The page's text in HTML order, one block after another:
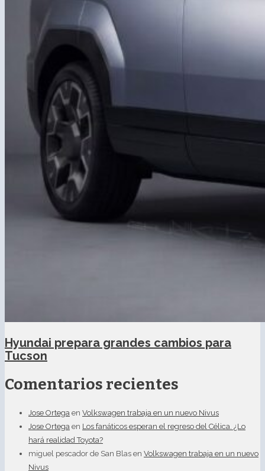
Hyundai prepara grandes cambios para
Tucson
Comentarios recientes
Jose Ortega en Volkswagen trabaja en un nuevo Nivus
Jose Ortega en Los fanáticos esperan el regreso del Célica. ¿Lo
hará realidad Toyota?
miguel pescador de San Blas en Volkswagen trabaja en un nuevo
Nivus